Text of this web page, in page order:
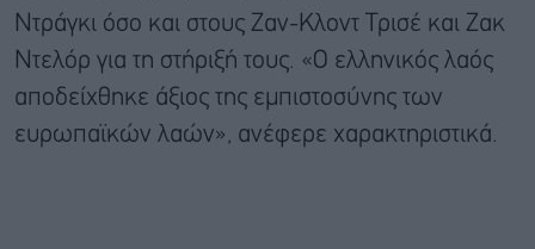
Ντράγκι όσο και στους Ζαν-Κλοντ Τρισέ και Ζακ
Ντελόρ για τη στήριξή τους. «Ο ελληνικός λαός
αποδείχθηκε άξιος της εμπιστοσύνης των
ευρωπαϊκών λαών», ανέφερε χαρακτηριστικά.